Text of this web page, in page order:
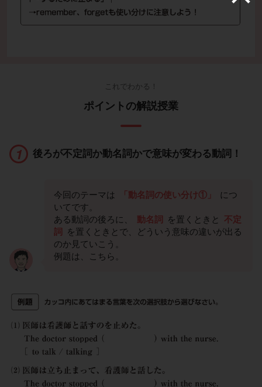
これでわかる！
ポイントの解説授業
後ろが不定詞か動名詞かで意味が変わる動詞！
今回のテーマは 「動名詞の使い分け①」
につ
いてです。
ある動詞の後ろに、
動名詞 を置くときと
不定
詞
を置くときとで、どういう意味の違いが出る
のか見ていこう。
例題は、こちら。